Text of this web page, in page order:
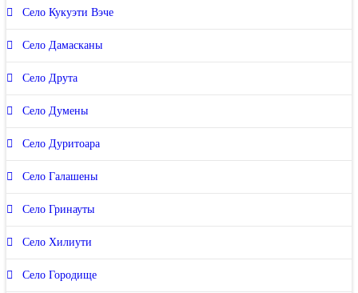
Село Кукуэти Вэче
Село Дамасканы
Село Друта
Село Думены
Село Дуритоара
Село Галашены
Село Гринауты
Село Хилиути
Село Городище